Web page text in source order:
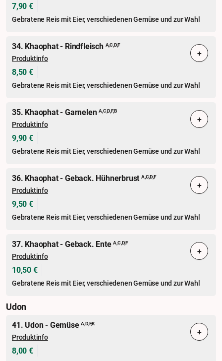
7,90 €
Gebratene Reis mit Eier, verschiedenen Gemüse und zur Wahl
34. Khaophat - Rindfleisch A,C,D,F
Produktinfo
8,50 €
Gebratene Reis mit Eier, verschiedenen Gemüse und zur Wahl
+
35. Khaophat - GarnelenA,C,D,F,B
Produktinfo
9,90 €
Gebratene Reis mit Eier, verschiedenen Gemüse und zur Wahl
+
36. Khaophat - Geback. Hühnerbrust A,C,D,F
Produktinfo
9,50 €
Gebratene Reis mit Eier, verschiedenen Gemüse und zur Wahl
+
37. Khaophat - Geback. EnteA,C,D,F
Produktinfo
10,50 €
Gebratene Reis mit Eier, verschiedenen Gemüse und zur Wahl
+
Udon
41. Udon - GemüseA,D,F,K
Produktinfo
8,00 €
+